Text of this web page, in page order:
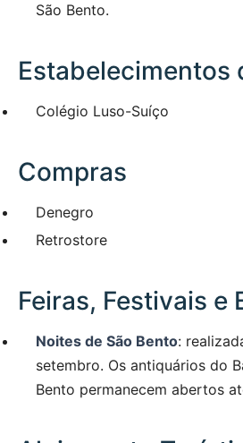
São Bento.
Estabelecimentos
Colégio Luso-Suíço
Compras
Denegro
Retrostore
Feiras, Festivais e
Noites de São Bento:
setembro. Os antiquários do
Bento permanecem abertos